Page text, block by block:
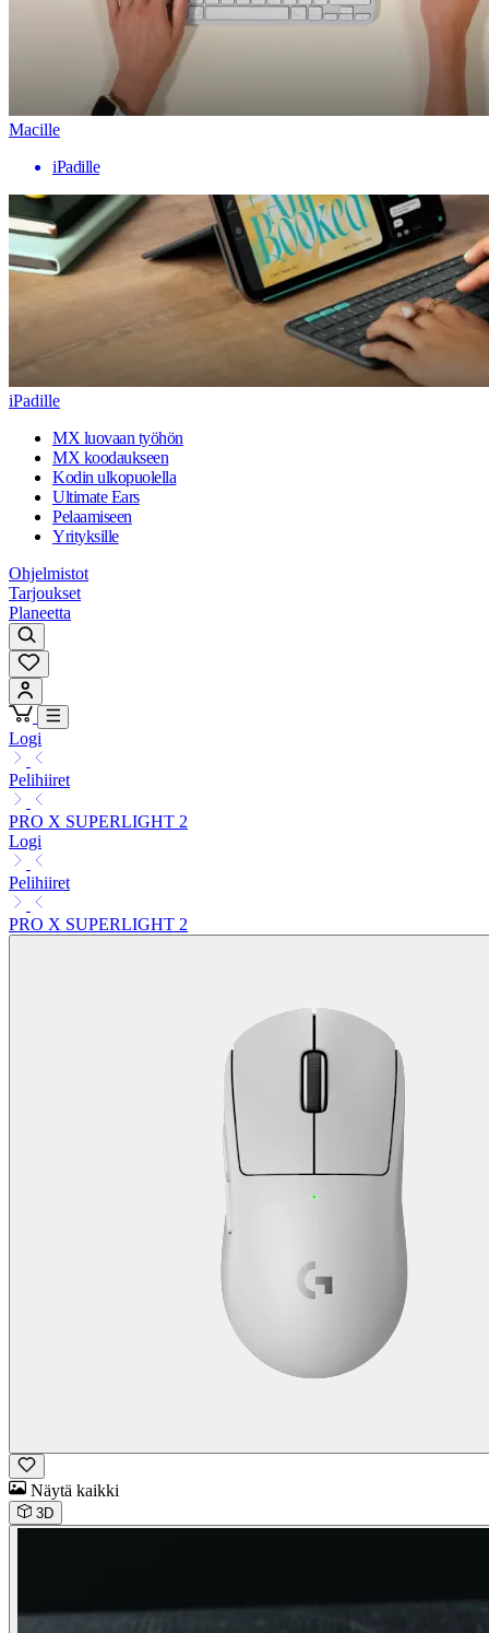
Macille
iPadille
iPadille
MX luovaan työhön
MX koodaukseen
Kodin ulkopuolella
Ultimate Ears
Pelaamiseen
Yrityksille
Ohjelmistot
Tarjoukset
Planeetta
Logi
Pelihiiret
PRO X SUPERLIGHT 2
Logi
Pelihiiret
PRO X SUPERLIGHT 2
Näytä kaikki
3D